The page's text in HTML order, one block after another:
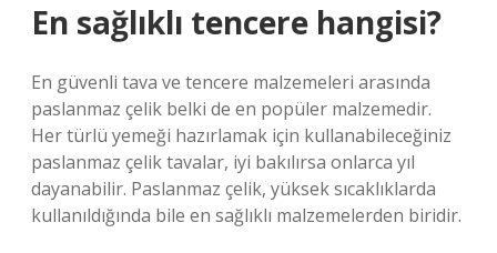
En sağlıklı tencere hangisi?
En güvenli tava ve tencere malzemeleri arasında
paslanmaz çelik belki de en popüler malzemedir.
Her türlü yemeği hazırlamak için kullanabileceğiniz
paslanmaz çelik tavalar, iyi bakılırsa onlarca yıl
dayanabilir. Paslanmaz çelik, yüksek sıcaklıklarda
kullanıldığında bile en sağlıklı malzemelerden biridir.